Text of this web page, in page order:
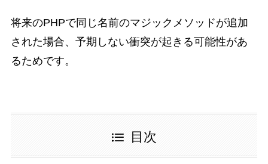
将来のPHPで同じ名前のマジックメソッドが追加
された場合、予期しない衝突が起きる可能性があ
るためです。
目次